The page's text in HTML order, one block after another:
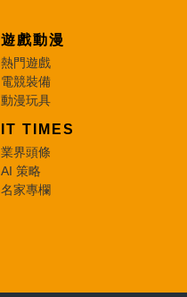
遊戲動漫
熱門遊戲
電競裝備
動漫玩具
IT TIMES
業界頭條
AI 策略
名家專欄